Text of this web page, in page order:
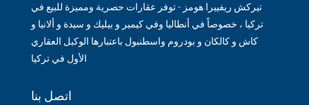
تيركش ريفييرا هومز - توفر عقارات حصرية ومميزة للبيع في
تركيا ، خصوصاً في أنطاليا وفي كيمير و بيليك و سيدة و ألانيا و
كاش و كالكان و بودروم واسطنبول باعتبارها الوكيل العقاري
الأول في تركيا
اتصل بنا